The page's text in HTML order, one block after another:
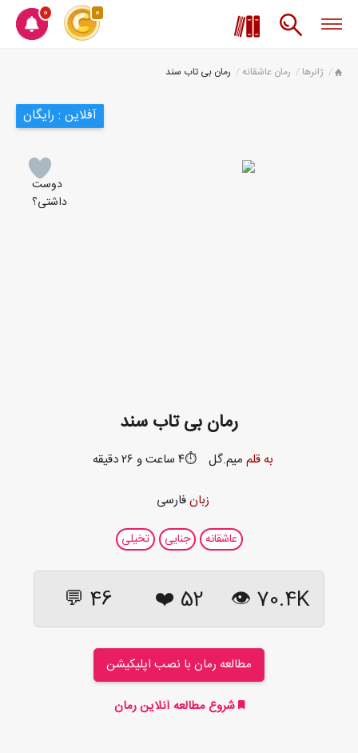
0 0
ژانرها رمان عاشقانه رمان بی تاب سند
آفلاین : رایگان
دوست
داشتی؟
رمان بی تاب سند
به قلم میم.گل ⏱️۴ ساعت و ۲۶ دقیقه
زبانفارسی
عاشقانه جنایی تخیلی
70.4K 👁
52
❤️
46 💬
مطالعه رمان با نصب اپلیکیشن
شروع مطالعه آنلاین رمان